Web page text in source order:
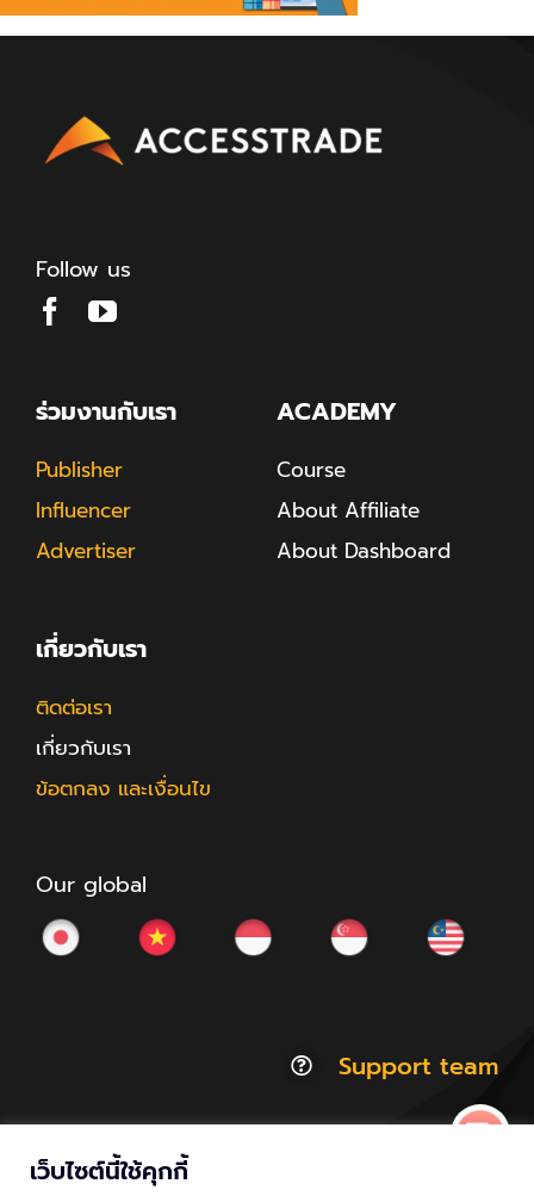
Follow us
ร่วมงานกับเรา
Publisher
Influencer
Advertiser
ACADEMY
Course
About Affiliate
About Dashboard
เกี่ยวกับเรา
ติดต่อเรา
เกี่ยวกับเรา
ข้อตกลง และเงื่อนไข
Our global
Support team
เว็บไซต์นี้ใช้คุกกี้